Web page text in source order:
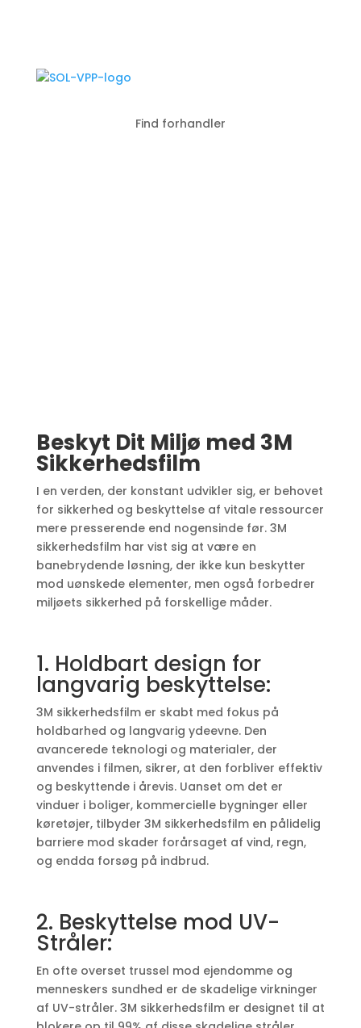
Find forhandler
Beskyt Dit Miljø med 3M
Sikkerhedsfilm
I en verden, der konstant udvikler sig, er behovet
for sikkerhed og beskyttelse af vitale ressourcer
mere presserende end nogensinde før. 3M
sikkerhedsfilm har vist sig at være en
banebrydende løsning, der ikke kun beskytter
mod uønskede elementer, men også forbedrer
miljøets sikkerhed på forskellige måder.
1. Holdbart design for
langvarig beskyttelse:
3M sikkerhedsfilm er skabt med fokus på
holdbarhed og langvarig ydeevne. Den
avancerede teknologi og materialer, der
anvendes i filmen, sikrer, at den forbliver effektiv
og beskyttende i årevis. Uanset om det er
vinduer i boliger, kommercielle bygninger eller
køretøjer, tilbyder 3M sikkerhedsfilm en pålidelig
barriere mod skader forårsaget af vind, regn,
og endda forsøg på indbrud.
2. Beskyttelse mod UV-
Stråler:
En ofte overset trussel mod ejendomme og
menneskers sundhed er de skadelige virkninger
af UV-stråler. 3M sikkerhedsfilm er designet til at